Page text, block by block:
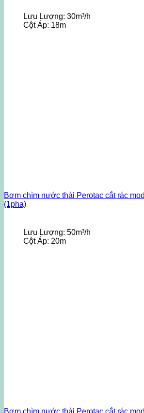
Lưu Lượng: 30m³/h
Cột Áp: 18m
Bơm chìm nước thải Perotac cắt rác
(1pha)
Lưu Lượng: 50m³/h
Cột Áp: 20m